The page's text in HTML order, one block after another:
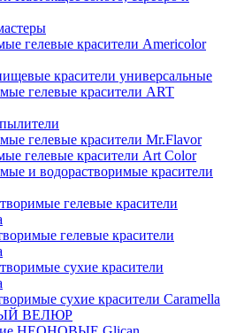
гелевые красители Americolor
красители универсальные
гелевые красители ART
гелевые красители Mr.Flavor
гелевые красители Art Color
и водорастворимые красители
гелевые красители
гелевые красители
сухие красители
сухие красители Caramella
ВЕЛЮР